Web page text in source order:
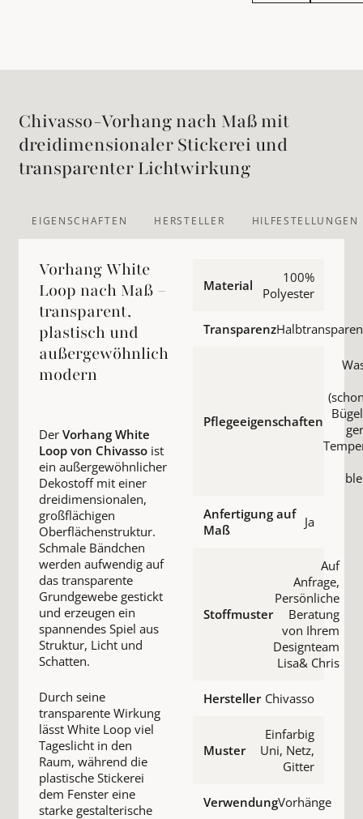
Chivasso-Vorhang nach Maß mit
dreidimensionaler Stickerei und
transparenter Lichtwirkung
EIGENSCHAFTEN HERSTELLER HILFESTELLUNGEN
Vorhang White
Loop nach Maß –
transparent,
plastisch und
außergewöhnlich
modern
Der Vorhang White
Loop von Chivassoist
ein außergewöhnlicher
Dekostoff mit einer
dreidimensionalen,
großflächigen
Oberflächenstruktur.
Schmale Bändchen
werden aufwendig auf
das transparente
Grundgewebe gestickt
und erzeugen ein
spannendes Spiel aus
Struktur, Licht und
Schatten.
Durch seine
transparente Wirkung
lässt White Loop viel
Tageslicht in den
Raum, während die
plastische Stickerei
dem Fenster eine
starke gestalterische
Material
100%
Polyester
Transparenz
Pflegeeigenschaften
Anfertigung auf
Maß
Ja
Stoffmuster
Auf
Anfrage,
Persönliche
Beratung
von Ihrem
Designteam
Lisa& Chris
Hersteller Chivasso
Muster
Einfarbig
Uni, Netz,
Gitter
VerwendungVorhänge